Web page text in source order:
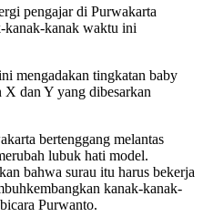
pengajar di Purwakarta
kanak-kanak waktu ini
mengadakan tingkatan baby
X dan Y yang dibesarkan
bertenggang melantas
lubuk hati model.
bahwa surau itu harus bekerja
kanak-kanak-
Purwanto.